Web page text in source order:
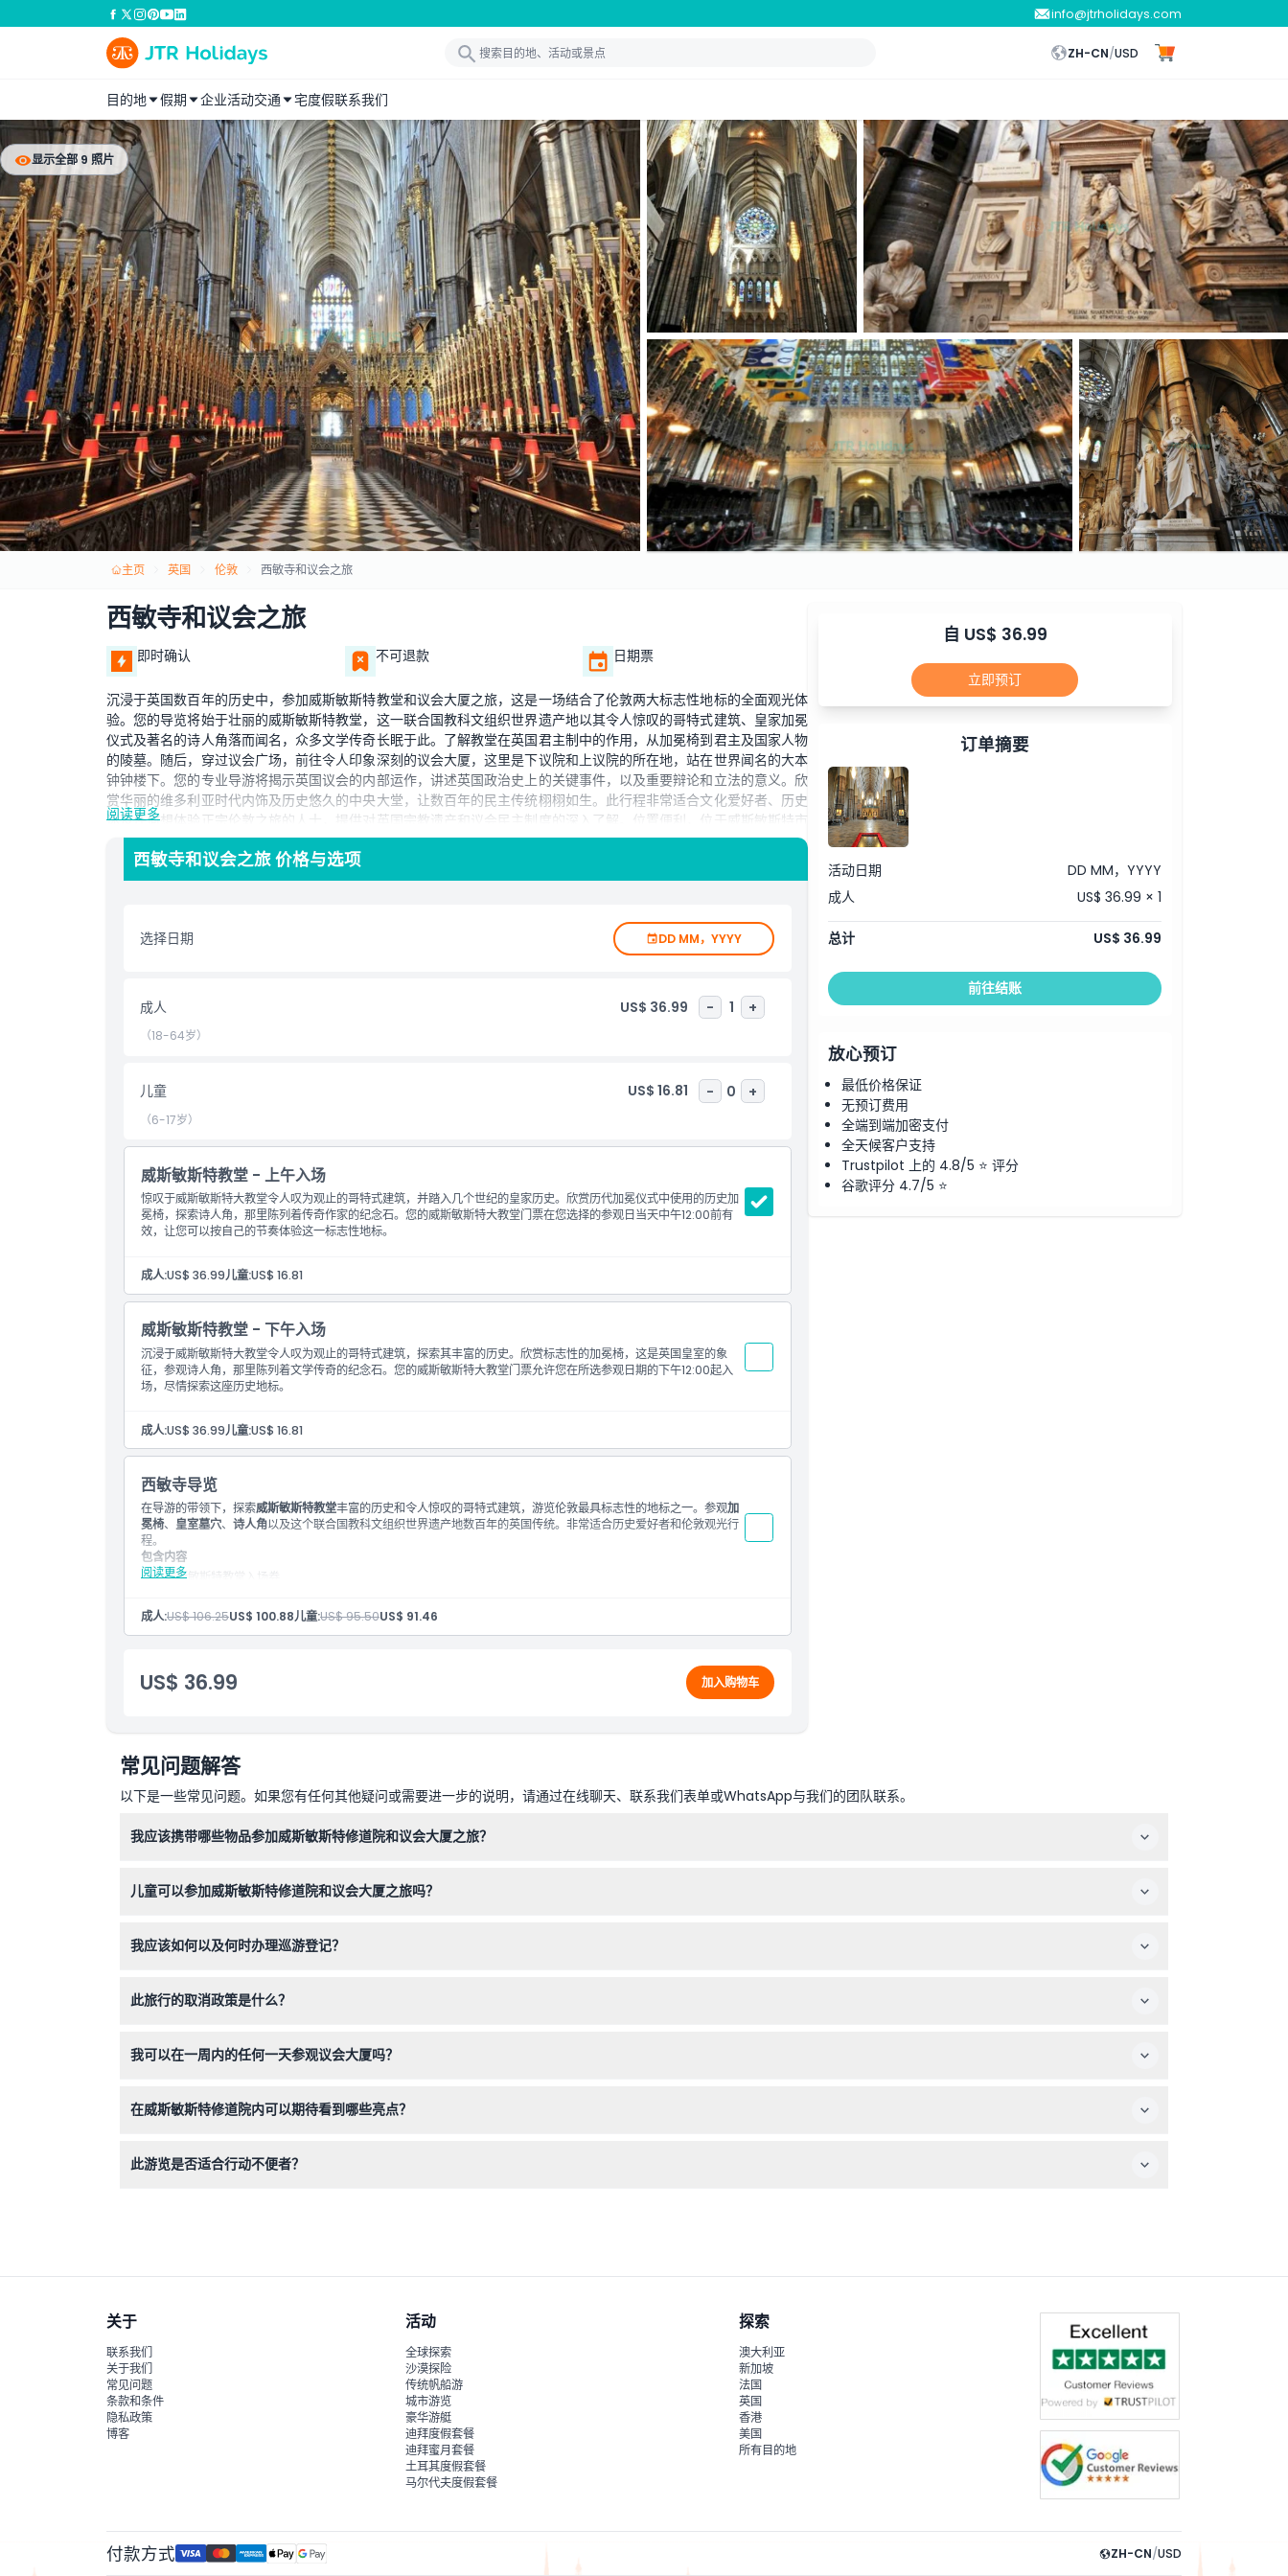
info@jtrholidays.com
ZH-CN/USD
目的地 假期 企业活动交通 宅度假联系我们
显示全部 9 照片
主页 英国 伦敦 西敏寺和议会之旅
西敏寺和议会之旅
即时确认 不可退款 日期票
沉浸于英国数百年的历史中，参加威斯敏斯特教堂和议会大厦之旅，这是一场结合了伦敦两大标志性地标的全面观光体
验。您的导览将始于壮丽的威斯敏斯特教堂，这一联合国教科文组织世界遗产地以其令人惊叹的哥特式建筑、皇家加冕
仪式及著名的诗人角落而闻名，众多文学传奇长眠于此。了解教堂在英国君主制中的作用，从加冕椅到君主及国家人物
的陵墓。随后，穿过议会广场，前往令人印象深刻的议会大厦，这里是下议院和上议院的所在地，站在世界闻名的大本
钟钟楼下。您的专业导游将揭示英国议会的内部运作，讲述英国政治史上的关键事件，以及重要辩论和立法的意义。欣
赏华丽的维多利亚时代内饰及历史悠久的中央大堂，让数百年的民主传统栩栩如生。此行程非常适合文化爱好者、历史
迷及任何想体验正宗伦敦之旅的人士，提供对英国宗教遗产和议会民主制度的深入了解。位置便利，位于威斯敏斯特市
中心，是伦敦旅程中的完美补充。立即预订，开始一段难忘的英伦过去与现在之旅！
儿童成人政策
如何到达那里
如何兑换
取消政策
阅读更多
西敏寺和议会之旅 价格与选项
选择日期 DD MM，YYYY
成人 US$ 36.99 - 1 +
（18-64岁）
儿童 US$ 16.81 - 0 +
（6-17岁）
威斯敏斯特教堂 - 上午入场
惊叹于威斯敏斯特大教堂令人叹为观止的哥特式建筑，并踏入几个世纪的皇家历史。欣赏历代加冕仪式中使用的历史加
冕椅，探索诗人角，那里陈列着传奇作家的纪念石。您的威斯敏斯特大教堂门票在您选择的参观日当天中午12:00前有
效，让您可以按自己的节奏体验这一标志性地标。
成人:US$ 36.99儿童:US$ 16.81
威斯敏斯特教堂 - 下午入场
沉浸于威斯敏斯特大教堂令人叹为观止的哥特式建筑，探索其丰富的历史。欣赏标志性的加冕椅，这是英国皇室的象
征，参观诗人角，那里陈列着文学传奇的纪念石。您的威斯敏斯特大教堂门票允许您在所选参观日期的下午12:00起入
场，尽情探索这座历史地标。
成人:US$ 36.99儿童:US$ 16.81
西敏寺导览
在导游的带领下，探索威斯敏斯特教堂丰富的历史和令人惊叹的哥特式建筑，游览伦敦最具标志性的地标之一。参观加
冕椅、 皇室墓穴、 诗人角以及这个联合国教科文组织世界遗产地数百年的英国传统。非常适合历史爱好者和伦敦观光行
程。
阅读更多
包含内容
威斯敏斯特教堂入场券
成人:US$ 106.25US$ 100.88儿童:US$ 95.50US$ 91.46
US$ 36.99 加入购物车
自 US$ 36.99
立即预订
订单摘要
活动日期
DD MM，YYYY
成人
US$ 36.99 × 1
总计 US$ 36.99
前往结账
放心预订
最低价格保证
无预订费用
全端到端加密支付
全天候客户支持
Trustpilot 上的 4.8/5 ⭐ 评分
谷歌评分 4.7/5 ⭐
常见问题解答
以下是一些常见问题。如果您有任何其他疑问或需要进一步的说明，请通过在线聊天、联系我们表单或WhatsApp与我们的团队联系。
我应该携带哪些物品参加威斯敏斯特修道院和议会大厦之旅？
儿童可以参加威斯敏斯特修道院和议会大厦之旅吗？
我应该如何以及何时办理巡游登记？
此旅行的取消政策是什么？
我可以在一周内的任何一天参观议会大厦吗？
在威斯敏斯特修道院内可以期待看到哪些亮点？
此游览是否适合行动不便者？
关于
联系我们
关于我们
常见问题
条款和条件
隐私政策
博客
活动
全球探索
沙漠探险
传统帆船游
城市游览
豪华游艇
迪拜度假套餐
迪拜蜜月套餐
土耳其度假套餐
马尔代夫度假套餐
探索
澳大利亚
新加坡
法国
英国
香港
美国
所有目的地
付款方式 ZH-CN/USD